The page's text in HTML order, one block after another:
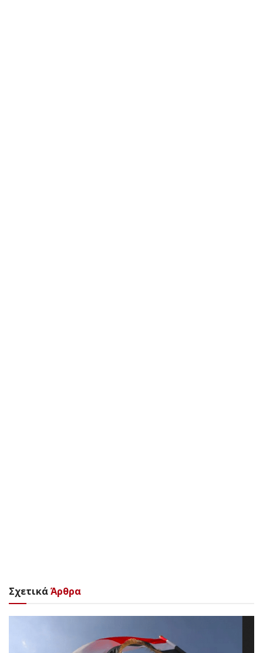
ΣχετικάΆρθρα